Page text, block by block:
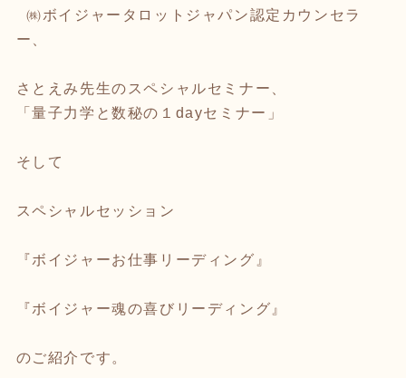
㈱ボイジャータロットジャパン認定カウンセラ
ー、
さとえみ先生のスペシャルセミナー、
「量子力学と数秘の１dayセミナー」
そして
スペシャルセッション
『ボイジャーお仕事リーディング』
『ボイジャー魂の喜びリーディング』
のご紹介です。